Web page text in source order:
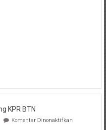
KPR BTN
Komentar Dinonaktifkanpada